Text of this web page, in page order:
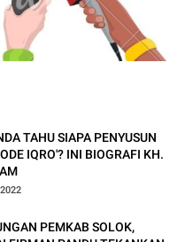
TAHU SIAPA PENYUSUN
IQRO'? INI BIOGRAFI KH.
PEMKAB SOLOK,